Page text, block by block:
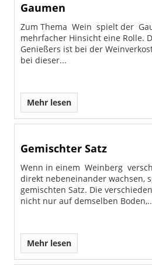
Gaumen
Zum Thema Wein spielt der
mehrfacher Hinsicht eine Rolle.
Genießers ist bei der
bei dieser...
Mehr lesen
Gemischter Satz
Wenn in einem Weinberg
direkt nebeneinander wachsen,
gemischten Satz. Die
nicht nur auf demselben
Mehr lesen